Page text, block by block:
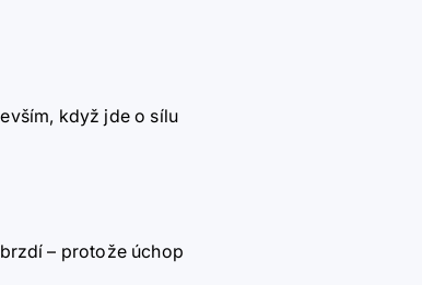
když jde o sílu
brzdí– protože úchop